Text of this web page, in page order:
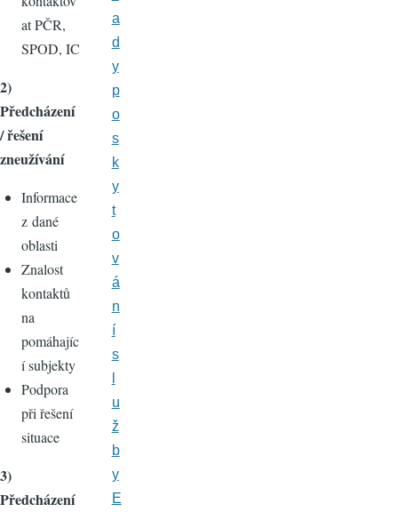
at PČR,
SPOD, IC
2)
Předcházení
/ řešení
zneužívání
Informace
z dané
oblasti
Znalost
kontaktů
na
pomáhajíc
í subjekty
Podpora
při řešení
situace
3)
Předcházení
a
d
y
p
o
s
k
y
t
o
v
á
n
í
s
u
ž
b
y
E